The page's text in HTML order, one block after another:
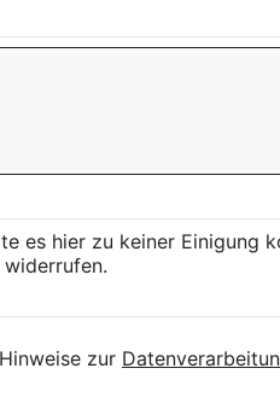
es hier zu keiner Einigung
zur